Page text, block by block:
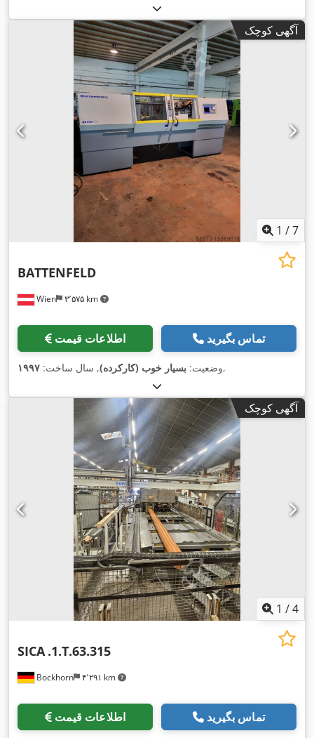
آگهی کوچک
1 /7
Wien ۳٬۵۷۵ km
BATTENFELD
اطلاعات قیمت تماس بگیرید
وضعیت: بسیار خوب (کارکرده), سال ساخت: ۱۹۹۷ ,
آگهی کوچک
1 /4
Bockhorn ۴٬۲۹۱ km
SICA .1.T.63.315
اطلاعات قیمت تماس بگیرید